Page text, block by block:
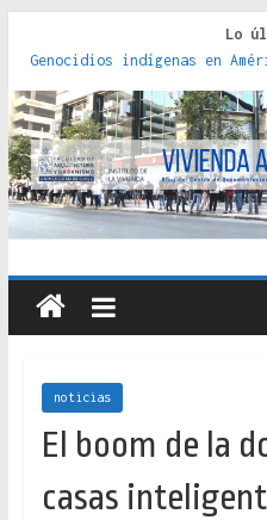
Lo
Red de consultorios de la
Santiago : un patrimonio
Genocidios indígenas en
Estudios sobre la
políticas, prácticas y
Donde el pedernal choca
crítica de las fronteras
Criterios técnicos para una
noticias
El boom de la
casas